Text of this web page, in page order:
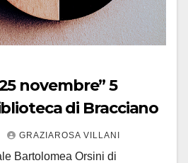
novembre” 5
di Bracciano
GRAZIAROSA VILLANI
Bartolomea Orsini di